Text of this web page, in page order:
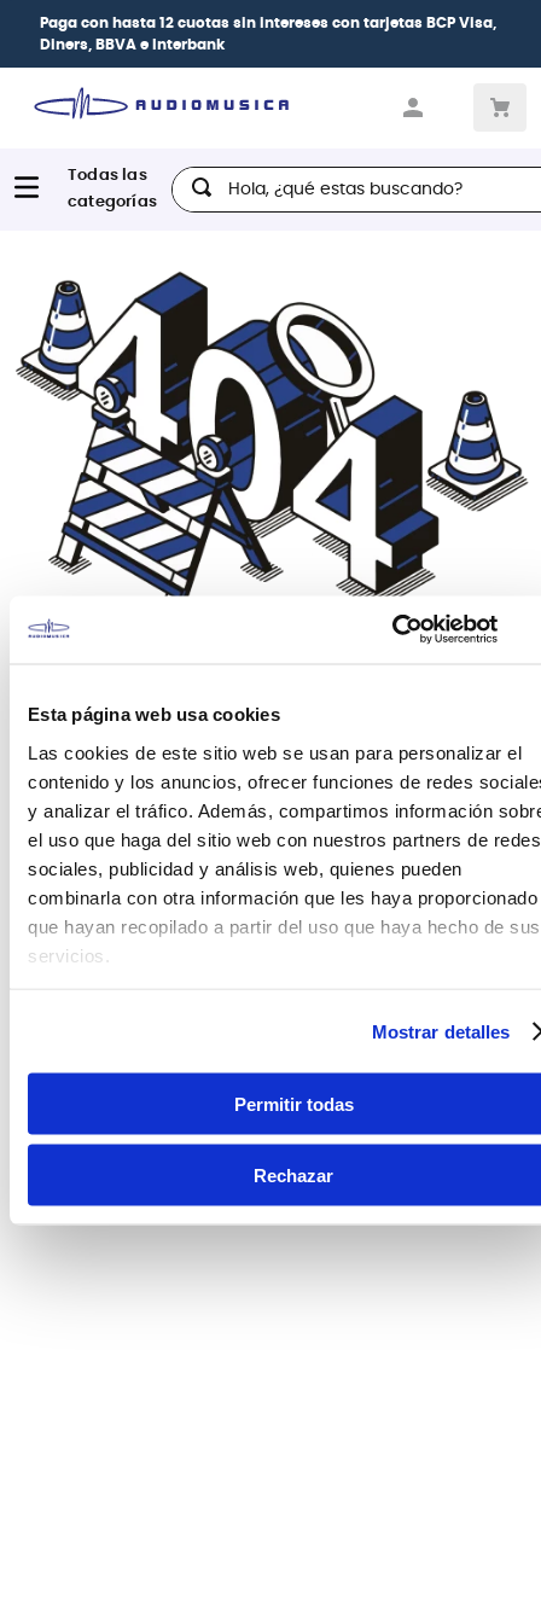
Esta página web usa cookies
Las cookies de este sitio web se usan para personalizar el
contenido y los anuncios, ofrecer funciones de redes
y analizar el tráfico. Además, compartimos información
el uso que haga del sitio web con nuestros partners de redes
sociales, publicidad y análisis web, quienes pueden
combinarla con otra información que les haya proporcionado
que hayan recopilado a partir del uso que haya hecho de sus
servicios.
Mostrar detalles
Permitir todas
Rechazar
Paga con hasta 12 cuotas sin intereses con tarjetas BCP Visa,
Diners, BBVA e Interbank
Hola, ¿qué estas buscando?
No encontramos la página que estas
buscando. Porfavor verifica los carácteres en el
buscador o visita alguna de nuestras
secciones.